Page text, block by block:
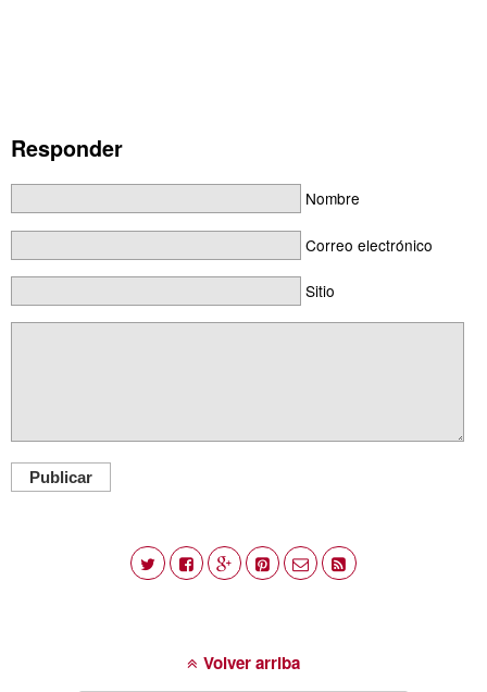
Responder
Nombre
Correo electrónico
Sitio
Publicar
Volver arriba